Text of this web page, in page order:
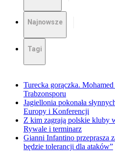
Najnowsze
Tagi
Turecka gorączka.
Trabzonsporu
Jagiellonia pokonała
Europy i Konferencji
Z kim zagrają polskie kluby
Rywale i terminarz
Gianni Infantino przeprasza
będzie tolerancji dla ataków”